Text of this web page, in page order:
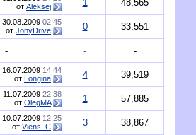
от Aleksej 1
48,565
30.08.2009 02:45
от JonyDrive 0
33,551
- -
-
16.07.2009 14:44
от Longina 4
39,519
11.07.2009 22:38
от OlegMA 1
57,885
10.07.2009 12:25
от Viens_C 3
38,867